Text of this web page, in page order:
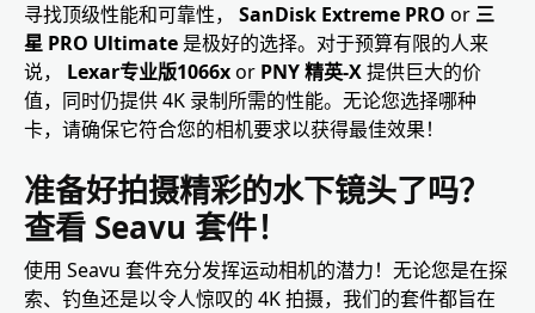
寻找顶级性能和可靠性， SanDisk Extreme PRO or 三
星 PRO Ultimate 是极好的选择。对于预算有限的人来
说， Lexar专业版1066xor PNY 精英-X提供巨大的价
值，同时仍提供 4K 录制所需的性能。无论您选择哪种
卡，请确保它符合您的相机要求以获得最佳效果！
准备好拍摄精彩的水下镜头了吗？
查看 Seavu 套件！
使用 Seavu 套件充分发挥运动相机的潜力！无论您是在探
索、钓鱼还是以令人惊叹的 4K 拍摄，我们的套件都旨在